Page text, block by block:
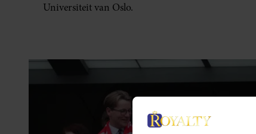
Universiteit van Oslo.